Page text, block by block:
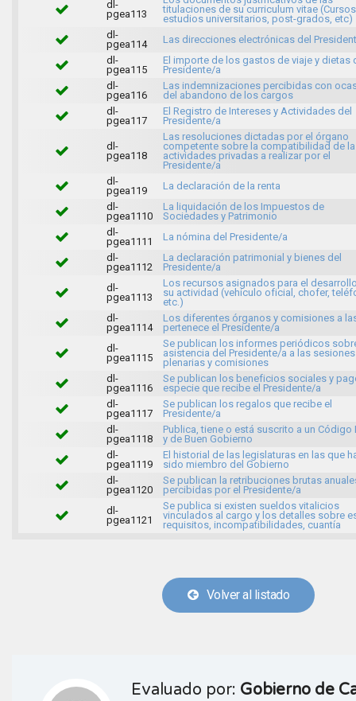
dl-
pgea113
titulaciones de su curriculum vitae
estudios universitarios, post-grados, etc)
dl-
pgea114
Las direcciones electrónicas del
dl-
pgea115
El importe de los gastos de viaje y dietas
Presidente/a
dl-
pgea116
Las indemnizaciones percibidas con
del abandono de los cargos
dl-
pgea117
El Registro de Intereses y Actividades del
Presidente/a
dl-
pgea118
Las resoluciones dictadas por el órgano
competente sobre la compatibilidad de
actividades privadas a realizar por el
Presidente/a
dl-
pgea119
La declaración de la renta
dl-
pgea1110
La liquidación de los Impuestos de
Sociedades y Patrimonio
dl-
pgea1111
La nómina del Presidente/a
dl-
pgea1112
La declaración patrimonial y bienes del
Presidente/a
dl-
pgea1113
Los recursos asignados para el
su actividad (vehículo oficial, chofer,
etc.)
dl-
pgea1114
Los diferentes órganos y comisiones a
pertenece el Presidente/a
dl-
pgea1115
Se publican los informes periódicos
asistencia del Presidente/a a las sesiones
plenarias y comisiones
dl-
pgea1116
Se publican los beneficios sociales y
especie que recibe el Presidente/a
dl-
pgea1117
Se publican los regalos que recibe el
Presidente/a
dl-
pgea1118
Publica, tiene o está suscrito a un Código
y de Buen Gobierno
dl-
pgea1119
El historial de las legislaturas en las que
sido miembro del Gobierno
dl-
pgea1120
Se publican la retribuciones brutas
percibidas por el Presidente/a
dl-
pgea1121
Se publica si existen sueldos vitalicios
vinculados al cargo y los detalles sobre
requisitos, incompatibilidades, cuantía
Volver al listado
Evaluado por: Gobierno de